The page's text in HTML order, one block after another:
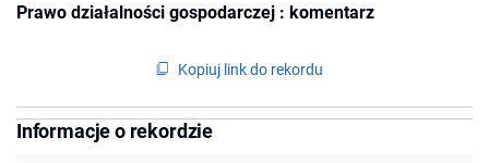
Prawo działalności gospodarczej : komentarz
Kopiuj link do rekordu
Informacje o rekordzie